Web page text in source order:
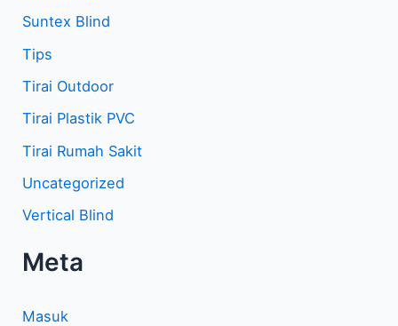
Suntex Blind
Tips
Tirai Outdoor
Tirai Plastik PVC
Tirai Rumah Sakit
Uncategorized
Vertical Blind
Meta
Masuk